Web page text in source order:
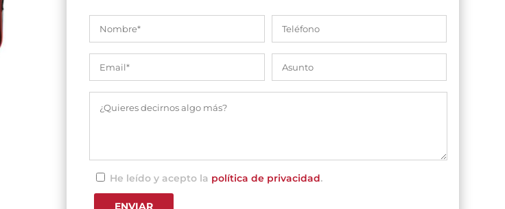
He leído y acepto la política de privacidad.